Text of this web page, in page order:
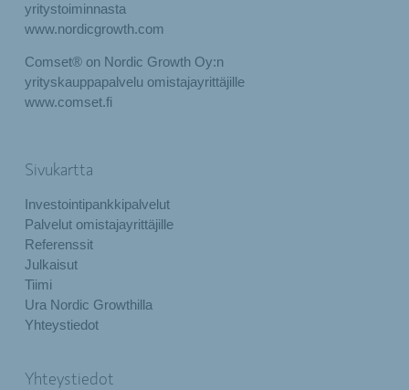
yritystoiminnasta
www.nordicgrowth.com
Comset® on Nordic Growth Oy:n
yrityskauppapalvelu omistajayrittäjille
www.comset.fi
Sivukartta
Investointipankkipalvelut
Palvelut omistajayrittäjille
Referenssit
Julkaisut
Tiimi
Ura Nordic Growthilla
Yhteystiedot
Yhteystiedot